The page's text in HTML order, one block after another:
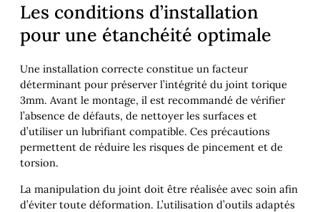
Les conditions d’installation
pour une étanchéité optimale
Une installation correcte constitue un facteur
déterminant pour préserver l’intégrité du joint torique
3mm. Avant le montage, il est recommandé de vérifier
l’absence de défauts, de nettoyer les surfaces et
d’utiliser un lubrifiant compatible. Ces précautions
permettent de réduire les risques de pincement et de
torsion.
La manipulation du joint doit être réalisée avec soin afin
d’éviter toute déformation. L’utilisation d’outils adaptés